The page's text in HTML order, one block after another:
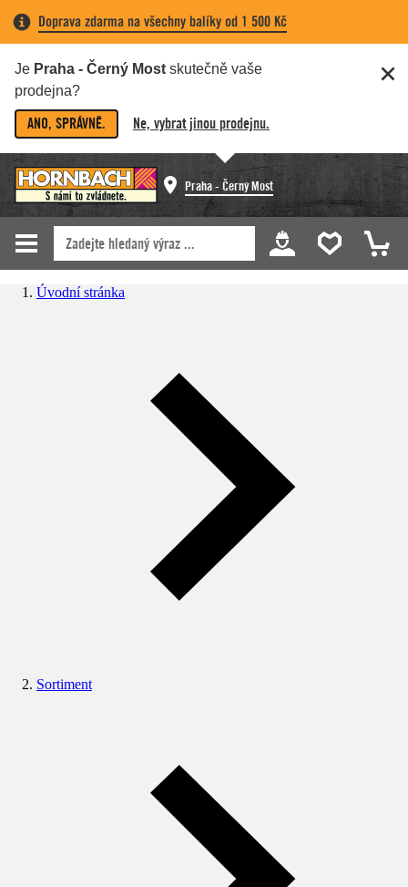
Doprava zdarma na všechny balíky od 1 500 Kč
Je Praha - Černý Most skutečně vaše
prodejna?
ANO, SPRÁVNĚ. Ne, vybrat jinou prodejnu.
Praha - Černý Most
Úvodní stránka
Sortiment